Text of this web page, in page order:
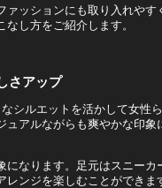
ッションにも取り入れやす
し方をご紹介します。
さアップ
シルエットを活かして女性
アルながらも爽やかな印象
なります。足元はスニーカ
ンジを楽しむことができ